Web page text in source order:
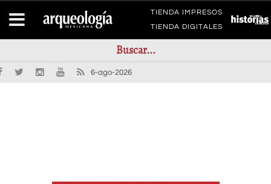
TIENDA IMPRESOS
TIENDA DIGITALES
6-ago-2026